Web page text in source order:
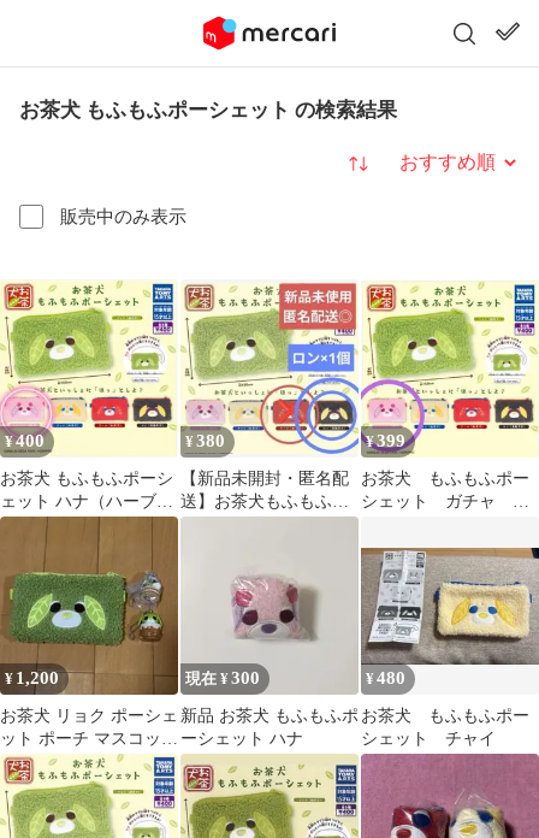
お茶犬 もふもふポーシェット の検索結果
販売中のみ表示
並び替え
¥400
お茶犬 もふもふポーシ
ェット ハナ（ハーブ茶
犬）
¥380
【新品未開封・匿名配
送】お茶犬もふもふポ
ーシェット ロン1個
¥399
お茶犬 もふもふポー
シェット ガチャ 新
ナ 即購入可能
¥ 1,200
お茶犬 リョク ポーシェ
ット ポーチ マスコット
キーホルダー ガチャガ
チャ
現在 ¥300
新品 お茶犬 もふもふポ
ーシェット ハナ
¥480
お茶犬 もふもふポー
シェット チャイ